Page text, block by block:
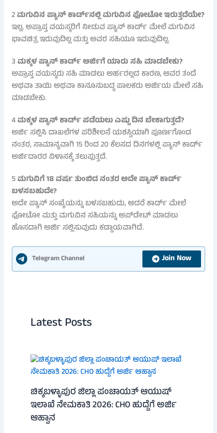
2ಮಗುವಿನ ಪ್ಯಾನ್ ಕಾರ್ಡ್‌ನಲ್ಲಿ ಮಗುವಿನ ಫೋಟೋ ಇರುತ್ತದೆಯೇ?
ಇಲ್ಲ, ಅಪ್ರಾಪ್ತ ವಯಸ್ಕರಿಗೆ ನೀಡುವ ಪ್ಯಾನ್ ಕಾರ್ಡ್ ಮೇಲೆ ಮಗುವಿನ
ಭಾವಚಿತ್ರ ಇರುವುದಿಲ್ಲ ಮತ್ತು ಅವರ ಸಹಿಯೂ ಇರುವುದಿಲ್ಲ.
3ಮಕ್ಕಳ ಪ್ಯಾನ್ ಕಾರ್ಡ್ ಅರ್ಜಿಗೆ ಯಾರು ಸಹಿ ಮಾಡಬೇಕು?
ಅಪ್ರಾಪ್ತ ವಯಸ್ಕರು ಸಹಿ ಮಾಡಲು ಅರ್ಹರಲ್ಲದ ಕಾರಣ, ಅವರ ತಂದೆ
ಅಥವಾ ತಾಯಿ ಅಥವಾ ಕಾನೂನುಬದ್ಧ ಪಾಲಕರು ಅರ್ಜಿಯ ಮೇಲೆ ಸಹಿ
ಮಾಡಬೇಕು.
4ಮಕ್ಕಳ ಪ್ಯಾನ್ ಕಾರ್ಡ್ ಪಡೆಯಲು ಎಷ್ಟು ದಿನ ಬೇಕಾಗುತ್ತದೆ?
ಅರ್ಜಿ ಸಲ್ಲಿಸಿ ದಾಖಲೆಗಳ ಪರಿಶೀಲನೆ ಯಶಸ್ವಿಯಾಗಿ ಪೂರ್ಣಗೊಂಡ
ನಂತರ, ಸಾಮಾನ್ಯವಾಗಿ 15 ರಿಂದ 20 ಕೆಲಸದ ದಿನಗಳಲ್ಲಿ ಪ್ಯಾನ್ ಕಾರ್ಡ್
ಅರ್ಜಿದಾರರ ವಿಳಾಸಕ್ಕೆ ತಲುಪುತ್ತದೆ.
5ಮಗುವಿಗೆ 18 ವರ್ಷ ತುಂಬಿದ ನಂತರ ಅದೇ ಪ್ಯಾನ್ ಕಾರ್ಡ್
ಬಳಸಬಹುದೇ?
ಅದೇ ಪ್ಯಾನ್ ಸಂಖ್ಯೆಯನ್ನು ಬಳಸಬಹುದು, ಆದರೆ ಕಾರ್ಡ್ ಮೇಲೆ
ಫೋಟೋ ಮತ್ತು ಮಗುವಿನ ಸಹಿಯನ್ನು ಅಪ್‌ಡೇಟ್ ಮಾಡಲು
ಹೊಸದಾಗಿ ಅರ್ಜಿ ಸಲ್ಲಿಸುವುದು ಕಡ್ಡಾಯವಾಗಿದೆ.
Telegram Channel Join Now
Latest Posts
ಚಿಕ್ಕಬಳ್ಳಾಪುರ ಜಿಲ್ಲಾ ಪಂಚಾಯತ್ ಆಯುಷ್
ಇಲಾಖೆ ನೇಮಕಾತಿ 2026: CHO ಹುದ್ದೆಗೆ ಅರ್ಜಿ
ಆಹ್ವಾನ